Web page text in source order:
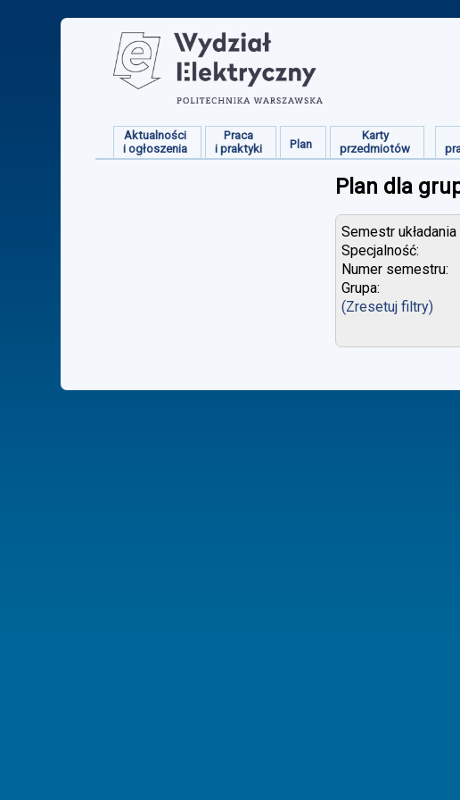
Aktualności
i ogłoszenia
Praca
i praktyki
Plan
Karty
przedmiotów
Plan dla
Semestr układania
Specjalność:
Numer semestru:
Grupa:
(Zresetuj filtry)